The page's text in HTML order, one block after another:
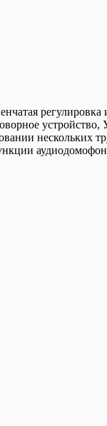
регулировка
нескольких